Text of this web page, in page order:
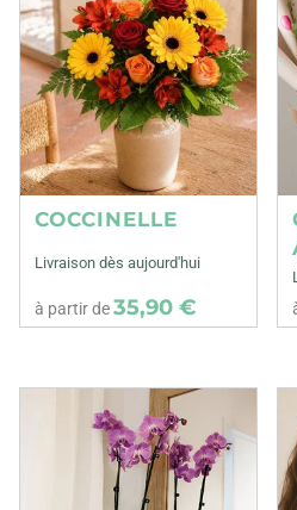
COCCINELLE
Livraison dès aujourd'hui
à partir de35,90 €